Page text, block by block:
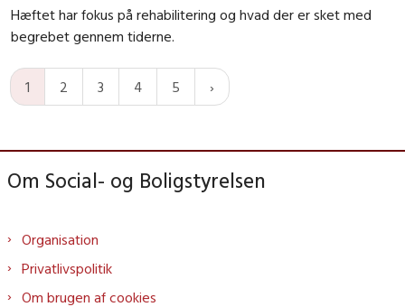
Hæftet har fokus på rehabilitering og hvad der er sket med
begrebet gennem tiderne.
1 2 3 4 5
Om Social- og Boligstyrelsen
Organisation
Privatlivspolitik
Om brugen af cookies